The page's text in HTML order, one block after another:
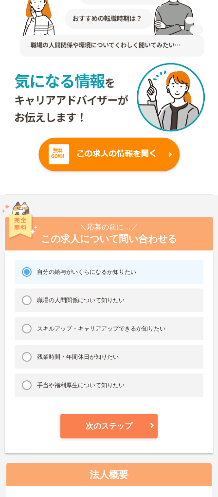
＼応募の前に…／
この求人について問い合わせる
自分の給与がいくらになるか知りたい
職場の人間関係について知りたい
スキルアップ・キャリアアップできるか知りたい
残業時間・年間休日が知りたい
手当や福利厚生について知りたい
次のステップ
法人概要